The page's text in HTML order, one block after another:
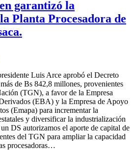
garantizó la
Planta Procesadora de
Luis Arce aprobó el Decreto
de Bs 842,8 millones, provenientes
(TGN), a favor de la Empresa
(EBA) y la Empresa de Apoyo
(Emapa) para incrementar la
y diversificar la industrialización
DS autorizamos el aporte de capital de
del TGN para ampliar la capacidad
procesadoras…